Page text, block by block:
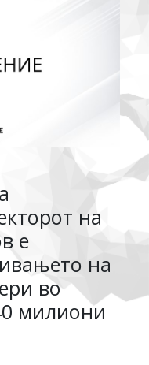
на
е
на
во
милиони